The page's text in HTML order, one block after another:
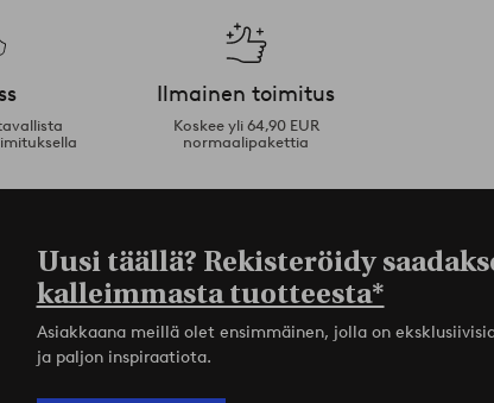
Ilmainen toimitus
Koskee yli 64,90 EUR
normaalipakettia
Uusi täällä? Rekisteröidy
kalleimmasta tuotteesta*
Asiakkaana meillä olet ensimmäinen, jolla on
ja paljon inspiraatiota.